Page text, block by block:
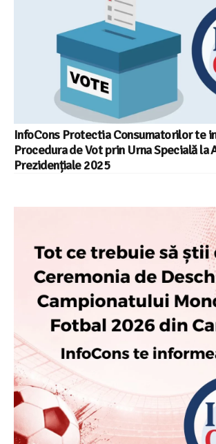
InfoCons Protectia Consumatorilor te
Procedura de Vot prin Urna Specială la
Prezidențiale 2025